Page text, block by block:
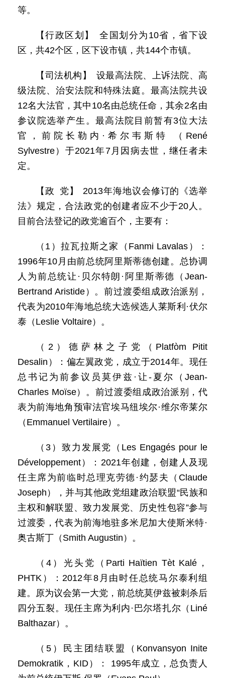
等。
【行政区划】 全国划分为10省，省下设
区，共42个区，区下设市镇，共144个市镇。
【司法机构】 设最高法院、上诉法院、高
级法院、治安法院和特殊法庭。最高法院共设
12名大法官，其中10名由总统任命，其余2名由
参议院选举产生。最高法院目前暂有3位大法
官，前院长勒内·希尔韦斯特 （René
Sylvestre）于2021年7月因病去世，继任者未
定。
【政 党】 2013年海地议会修订的《选举
法》规定，合法政党的创建者应不少于20人。
目前合法登记的政党逾百个，主要有：
（1）拉瓦拉斯之家（Fanmi Lavalas）：
1996年10月由前总统阿里斯蒂德创建。总协调
人为前总统让·贝尔特朗·阿里斯蒂德（Jean-
Bertrand Aristide）。前过渡委组成政治派别，
代表为2010年海地总统大选候选人莱斯利·伏尔
泰（Leslie Voltaire）。
（2）德萨林之子党（Platfòm Pitit
Desalin）：偏左翼政党，成立于2014年。现任
总书记为前参议员莫伊兹·让-夏尔（Jean-
Charles Moïse）。前过渡委组成政治派别，代
表为前海地角预审法官埃马纽埃尔·维尔帝莱尔
（Emmanuel Vertilaire）。
（3）致力发展党（Les Engagés pour le
Développement）：2021年创建，创建人及现
任主席为前临时总理克劳德·约瑟夫（Claude
Joseph），并与其他政党组建政治联盟“民族和
主权和解联盟、致力发展党、历史性包容”参与
过渡委，代表为前海地驻多米尼加大使斯米特·
奥古斯丁（Smith Augustin）。
（4）光头党（Parti Haïtien Tèt Kalé，
PHTK）：2012年8月由时任总统马尔泰利组
建。原为议会第一大党，前总统莫伊兹被刺杀后
四分五裂。现任主席为利内·巴尔塔扎尔（Liné
Balthazar）。
（5）民主团结联盟（Konvansyon Inite
Demokratik，KID）： 1995年成立，总负责人